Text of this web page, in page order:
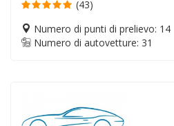
(43)
Numero di punti di prelievo: 14
Numero di autovetture: 31